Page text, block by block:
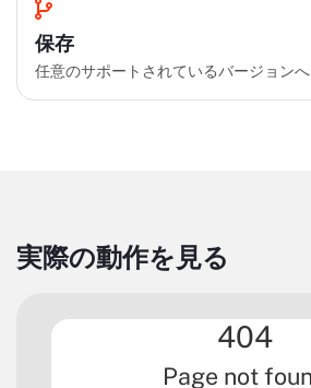
保存
任意のサポートされているバージョンへ
実際の動作を見る